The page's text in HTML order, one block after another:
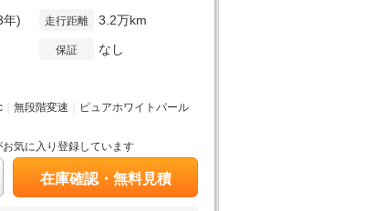
年) 走行距離 3.2万km
保証 なし
｜ 無段階変速 ピュアホワイトパール
気に入り登録しています
在庫確認・無料見積